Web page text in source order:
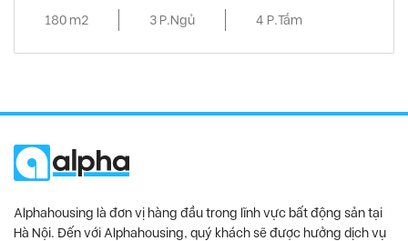
180 m2
3 P.Ngủ 4 P.Tắm
Alphahousing là đơn vị hàng đầu trong lĩnh vực bất động sản tại
Hà Nội. Đến với Alphahousing, quý khách sẽ được hưởng dịch vụ